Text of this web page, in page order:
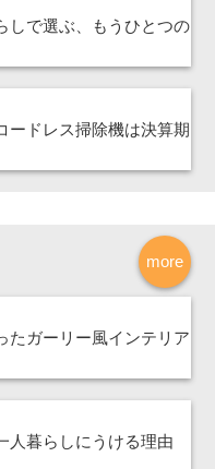
しで選ぶ、もうひとつの
ードレス掃除機は決算期
more
たガーリー風インテリア
人暮らしにうける理由